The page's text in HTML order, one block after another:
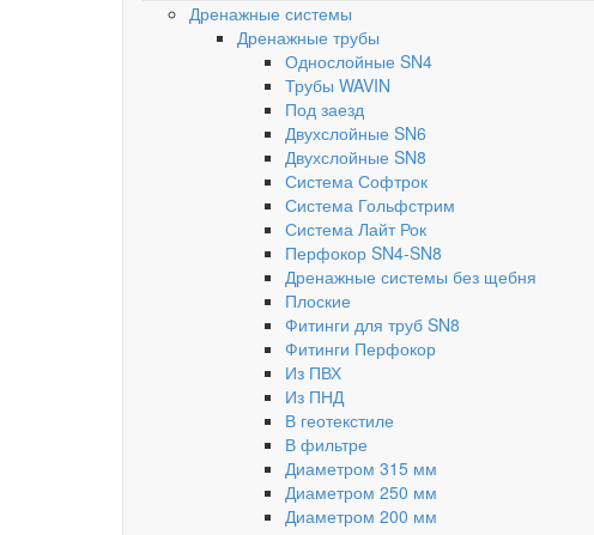
Дренажные системы
Дренажные трубы
Однослойные SN4
Трубы WAVIN
Под заезд
Двухслойные SN6
Двухслойные SN8
Система Софтрок
Система Гольфстрим
Система Лайт Рок
Перфокор SN4-SN8
Дренажные системы без щебня
Плоские
Фитинги для труб SN8
Фитинги Перфокор
Из ПВХ
Из ПНД
В геотекстиле
В фильтре
Диаметром 315 мм
Диаметром 250 мм
Диаметром 200 мм